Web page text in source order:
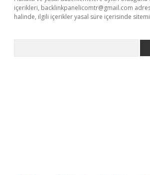
içerikleri, backlinkpanelicomtr@gmail.com
halinde, ilgili içerikler yasal süre içerisinde